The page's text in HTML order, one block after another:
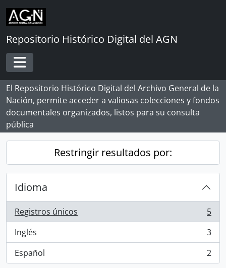
Skip to main content
Repositorio Histórico Digital del AGN
Toggle navigation
El Repositorio Histórico Digital del Archivo General de la
Nación, permite acceder a valiosas colecciones y fondos
documentales organizados, listos para su consulta
pública
Restringir resultados por:
Idioma
Registros únicos
, 5 resultados
5
Inglés
, 3 resultados
3
Español
, 2 resultados 2